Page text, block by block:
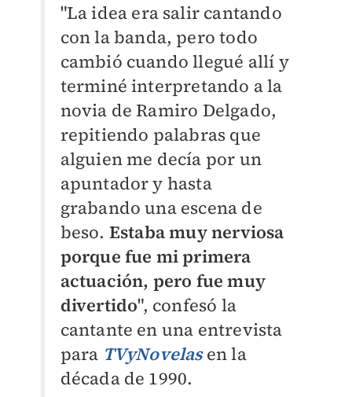
"La idea era salir cantando
con la banda, pero todo
cambió cuando llegué allí y
terminé interpretando a la
novia de Ramiro Delgado,
repitiendo palabras que
alguien me decía por un
apuntador y hasta
grabando una escena de
beso. Estaba muy nerviosa
porque fue mi primera
actuación, pero fue muy
divertido", confesó la
cantante en una entrevista
para TVyNovelasen la
década de 1990.